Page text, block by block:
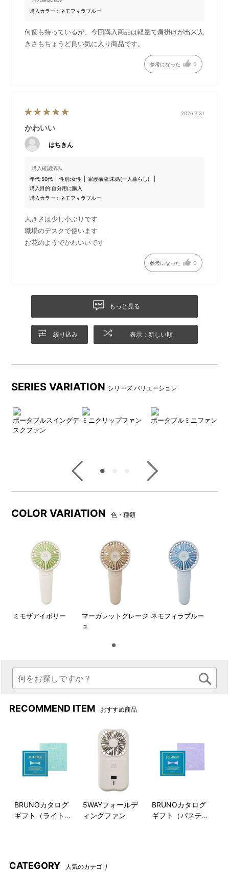
ネックストラップの長さはア
ジャスターのボタンを押しな
がら調節を行います。
ストラップと首に強い力が加
わるとネックストラップの安
全パーツが自動的に分離しま
→「強」→「ターボ」の順で
切り替わり、「ターボ」の時
に電源/風力調節スイッチを短
押しすると電源がOFFになり
本体の色に合わせた華やかな
トにもおすすめです。
スタンドの向きによって、ファンの上下の角度を3パターン(16°,
購入カラー：ネモフィラブルー
何個も持っているが、今回購入商品は軽量で肩掛けが出来大
きさもちょうど良い気に入り商品です。
参考になった 0
2026.7.31
かわいい
はちきん
購入確認済み
年代:50代 性別:女性 家族構成:未婚(一人暮らし)
購入目的:自分用に購入
購入カラー：ネモフィラブルー
大きさは少し小ぶりです
職場のデスクで使います
お花のようでかわいいです
参考になった 0
もっと見る
絞り込み 表示：新しい順
SERIES VARIATION シリーズ バリエーション
ポータブルスイングデ
スクファン
ミニクリップファン ポータブルミニファン
COLOR VARIATION 色・種類
ミモザアイボリー
マーガレットグレージ
ュ
ネモフィラブルー
RECOMMEND ITEM おすすめ商品
BRUNOカタログ
ギフト（ライトブ
5WAYフォールデ
ィングファン
BRUNOカタログ
ギフト（パステル
CATEGORY 人気のカテゴリ